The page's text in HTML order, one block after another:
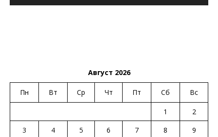
Август 2026
Пн Вт Ср Чт Пт Сб Вс
1
2
3
4 5 6 7 8
9